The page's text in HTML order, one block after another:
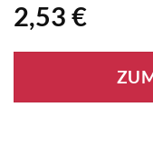
2,53 €